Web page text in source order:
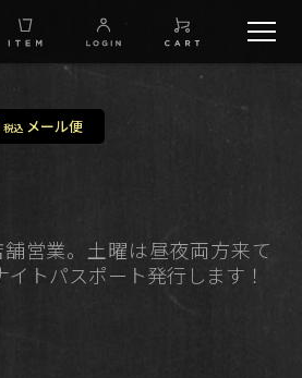
税込メール便
営業。土曜は昼夜両方来て
イトパスポート発行します！